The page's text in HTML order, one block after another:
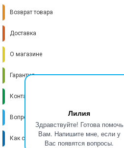
Лилия
Здравствуйте! Готова помочь
Вам. Напишите мне, если у
Вас появятся вопросы.
Возврат товара
Доставка
О магазине
Гарантия
Контакты
Вопрос-ответ
Как стать поставщиком